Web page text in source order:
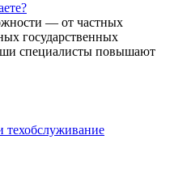
— от частных
государственных
специалисты повышают
техобслуживание